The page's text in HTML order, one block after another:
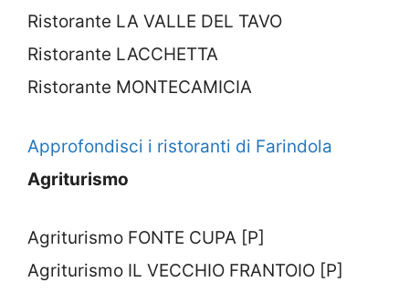
Ristorante LA VALLE DEL TAVO
Ristorante LACCHETTA
Ristorante MONTECAMICIA
Approfondisci i ristoranti di Farindola
Agriturismo
Agriturismo FONTE CUPA [P]
Agriturismo IL VECCHIO FRANTOIO [P]